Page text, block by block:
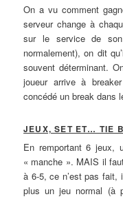
On a vu comment
serveur change à
sur le service de
normalement), on dit
souvent déterminant.
joueur arrive à
concédé un break dans
JEUX, SET ET… TIE
En remportant 6 jeux,
« manche ». MAIS il
à 6-5, ce n’est pas fait,
plus un jeu normal (à